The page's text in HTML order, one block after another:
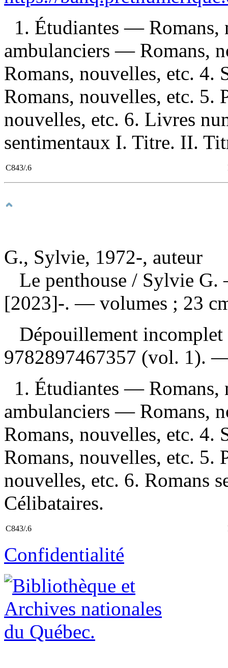
1. Étudiantes — Romans,
ambulanciers — Romans,
Romans, nouvelles, etc. 4.
Romans, nouvelles, etc. 5.
nouvelles, etc. 6. Livres
sentimentaux I. Titre. II.
C843/.6
G., Sylvie, 1972-, auteur
Le penthouse / Sylvie G.
[2023]-. — volumes ; 23
Dépouillement
9782897467357 (vol. 1).
1. Étudiantes — Romans,
ambulanciers — Romans,
Romans, nouvelles, etc. 4.
Romans, nouvelles, etc. 5.
nouvelles, etc. 6. Romans
Célibataires.
C843/.6
Confidentialité